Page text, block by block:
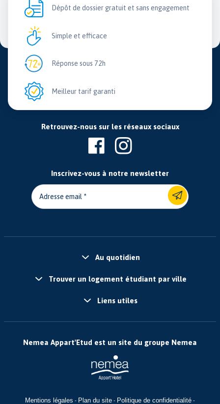
Dépôt de dossier gratuit et sans engagement
Simple et efficace
Réponse sous 72h
Meilleur tarif garanti
Retrouvez-nous sur les réseaux sociaux
Inscrivez-vous à notre newsletter
Adresse email
Au quotidien
Trouver un logement étudiant par ville
Liens utiles
Nemea Appart'Etud est un site du groupe Nemea
Mentions légales - Plan du site - Politique de confidentialité -